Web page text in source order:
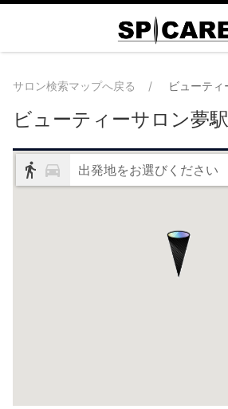
サロン検索マップへ戻る ビューティ
ビューティーサロン夢駅
出発地をお選びください